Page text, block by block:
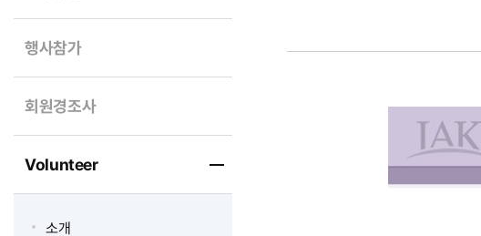
행사참가
회원경조사
Volunteer
소개